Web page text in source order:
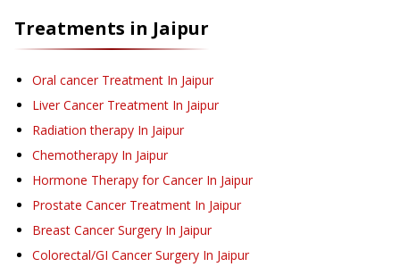
Treatments in Jaipur
Oral cancer Treatment In Jaipur
Liver Cancer Treatment In Jaipur
Radiation therapy In Jaipur
Chemotherapy In Jaipur
Hormone Therapy for Cancer In Jaipur
Prostate Cancer Treatment In Jaipur
Breast Cancer Surgery In Jaipur
Colorectal/GI Cancer Surgery In Jaipur